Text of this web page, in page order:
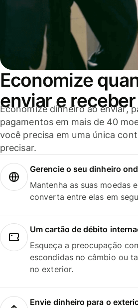
Economize
enviar e receber
Economize dinheiro ao enviar,
pagamentos em mais de 40
você precisa em uma única
precisar.
Gerencie o seu dinheiro
Mantenha as suas moedas
converta entre elas em
Um cartão de débito
Esqueça a preocupação
escondidas no câmbio ou
no exterior.
Envie dinheiro para o